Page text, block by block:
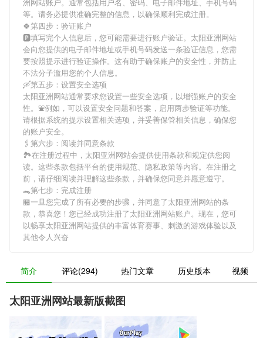
等。请务必提供准确完整的信息，以确保顺利完成注册。
🍀第四步：验证账户
🅿填写完个人信息后，您可能需要进行账户验证。 太阳亚洲网站
会向您提供的电子邮件地址或手机号码发送一条验证信息，您需
要按照提示进行验证操作。这有助于确保账户的安全性，并防止
不法分子滥用您的个人信息。
🛶第五步：设置安全选项
太阳亚洲网站通常要求您设置一些安全选项，以增强账户的安全
性。⛲例如，可以设置安全问题和答案，启用两步验证等功能。
请根据系统的提示设置相关选项，并妥善保管相关信息，确保您
的账户安全。
🖇第六步：阅读并同意条款
🏞在注册过程中， 太阳亚洲网站会提供使用条款和规定供您阅
读。这些条款包括平台的使用规范、隐私政策等内容。在注册之
前，请仔细阅读并理解这些条款，并确保您同意并愿意遵守。
🐊第七步：完成注册
🏪一旦您完成了所有必要的步骤，并同意了太阳亚洲网站的条
款，恭喜您！您已经成功注册了太阳亚洲网站账户。现在，您可
以畅享太阳亚洲网站提供的丰富体育赛事、刺激的游戏体验以及
其他令人兴奋
简介 评论(294) 热门文章 历史版本 视频
太阳亚洲网站最新版截图